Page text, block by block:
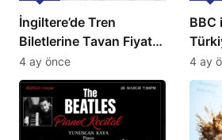
İngiltere’de Tren
Biletlerine Tavan Fiyat:
Ulaşımda Yeni
Düzenleme
4 ay önce
BBC
ve
4 ay